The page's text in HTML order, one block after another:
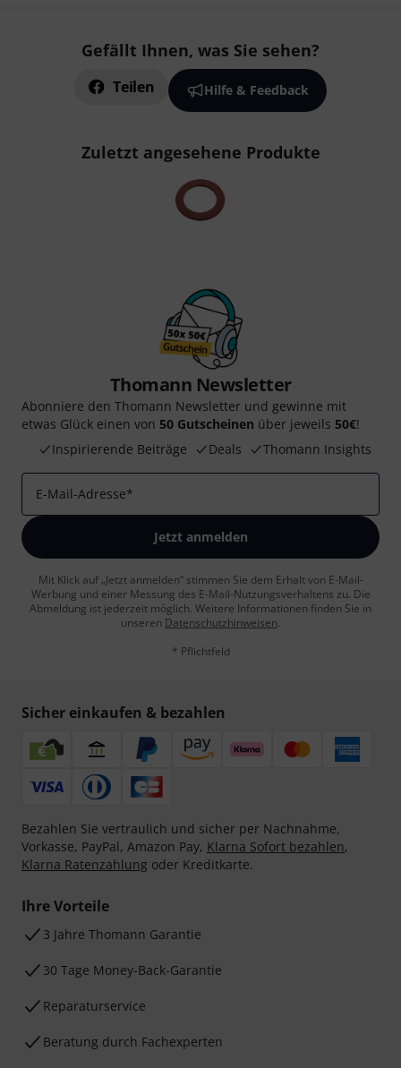
Gefällt Ihnen, was Sie sehen?
Teilen Hilfe & Feedback
Zuletzt angesehene Produkte
Thomann Newsletter
Abonniere den Thomann Newsletter und gewinne mit
etwas Glück einen von 50 Gutscheinen über jeweils 50€!
Inspirierende Beiträge
Deals Thomann Insights
E-Mail-Adresse*
Jetzt anmelden
Mit Klick auf „Jetzt anmelden“ stimmen Sie dem Erhalt von E-Mail-
Werbung und einer Messung des E-Mail-Nutzungsverhaltens zu. Die
Abmeldung ist jederzeit möglich. Weitere Informationen finden Sie in
unseren Datenschutzhinweisen.
* Pflichtfeld
Sicher einkaufen & bezahlen
Bezahlen Sie vertraulich und sicher per Nachnahme,
Vorkasse, PayPal, Amazon Pay, Klarna Sofort bezahlen,
Klarna Ratenzahlung oder Kreditkarte.
Ihre Vorteile
3 Jahre Thomann Garantie
30 Tage Money-Back-Garantie
Reparaturservice
Beratung durch Fachexperten